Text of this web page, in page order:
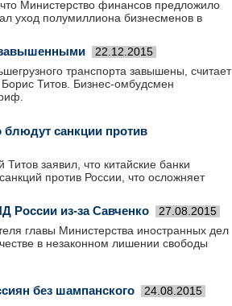
Министерство финансов предложило
уход полумиллиона бизнесменов в
завышенными 22.12.2015
транспорта завышены, считает
Титов. Бизнес-омбудсмен
санкции против
заявил, что китайские банки
против России, что осложняет
России из-за Савченко 27.08.2015
главы Министерства иностранных дел
в незаконном лишении свободы
без шампанского 24.08.2015